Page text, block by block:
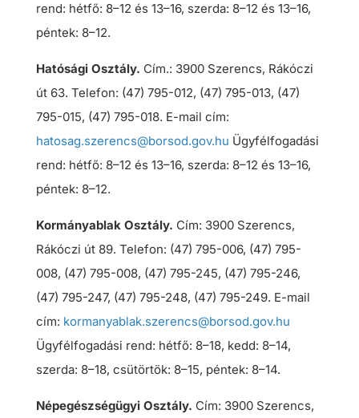
rend: hétfő: 8–12 és 13–16, szerda: 8–12 és 13–16,
péntek: 8–12.
Hatósági Osztály. Cím.: 3900 Szerencs, Rákóczi
út 63. Telefon: (47) 795-012, (47) 795-013, (47)
795-015, (47) 795-018. E-mail cím:
hatosag.szerencs@borsod.gov.hu Ügyfélfogadási
rend: hétfő: 8–12 és 13–16, szerda: 8–12 és 13–16,
péntek: 8–12.
Kormányablak Osztály. Cím: 3900 Szerencs,
Rákóczi út 89. Telefon: (47) 795-006, (47) 795-
008, (47) 795-008, (47) 795-245, (47) 795-246,
(47) 795-247, (47) 795-248, (47) 795-249. E-mail
cím: kormanyablak.szerencs@borsod.gov.hu
Ügyfélfogadási rend: hétfő: 8–18, kedd: 8–14,
szerda: 8–18, csütörtök: 8–15, péntek: 8–14.
Népegészségügyi Osztály. Cím: 3900 Szerencs,